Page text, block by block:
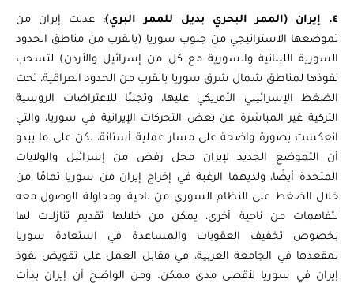
: عدلت إيران من
تموضعها الاستراتيجي من جنوب سوريا (بالقرب من مناطق الحدود
السورية اللبنانية والسورية مع كل من إسرائيل والأردن) لتسحب
نفوذها لمناطق شمال شرق سوريا بالقرب من الحدود العراقية، تحت
الضغط الإسرائيلي الأمريكي عليها، وتجنبًا للاعتراضات الروسية
التركية غير المباشرة عن بعض التحركات الإيرانية في سوريا، والتي
انعكست بصورة واضحة على مسار عملية أستانة، لكن على ما يبدو
أن التموضع الجديد لإيران محل رفض من إسرائيل والولايات
المتحدة أيضًا، ولديهما الرغبة في إخراج إيران من سوريا تمامًا من
خلال الضغط على النظام السوري من ناحية، ومحاولة الوصول معه
لتفاهمات من ناحية أخرى، يمكن من خلالها تقديم تنازلات لها
بخصوص تخفيف العقوبات والمساعدة في استعادة سوريا
لمقعدها في الجامعة العربية، في مقابل العمل على تقويض نفوذ
إيران في سوريا لأقصى مدى ممكن. ومن الواضح أن إيران بدأت